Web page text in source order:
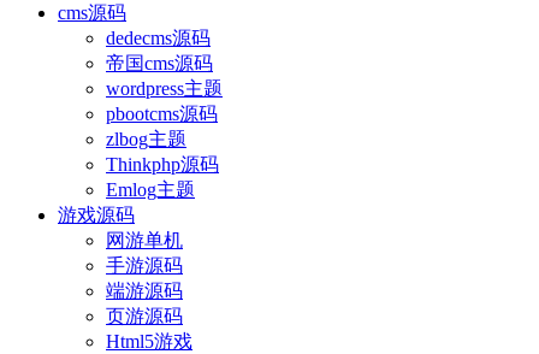
cms源码
dedecms源码
帝国cms源码
wordpress主题
pbootcms源码
zlbog主题
Thinkphp源码
Emlog主题
游戏源码
网游单机
手游源码
端游源码
页游源码
Html5游戏